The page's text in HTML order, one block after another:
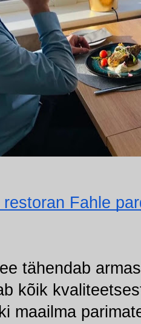
Fahle
tähendab
kõik
maailma